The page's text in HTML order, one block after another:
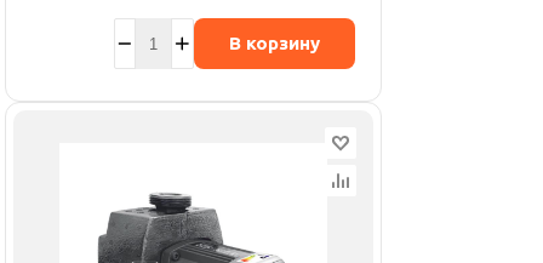
В корзину